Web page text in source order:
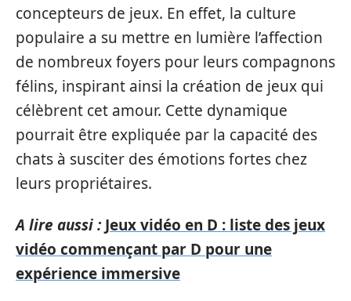
concepteurs de jeux. En effet, la culture
populaire a su mettre en lumière l’affection
de nombreux foyers pour leurs compagnons
félins, inspirant ainsi la création de jeux qui
célèbrent cet amour. Cette dynamique
pourrait être expliquée par la capacité des
chats à susciter des émotions fortes chez
leurs propriétaires.
A lire aussi : Jeux vidéo en D : liste des jeux
vidéo commençant par D pour une
expérience immersive